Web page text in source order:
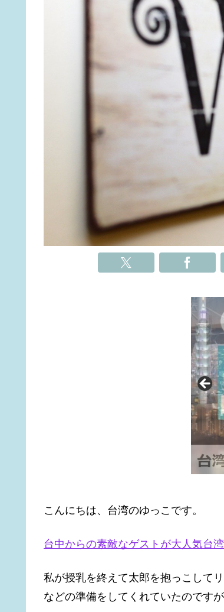
こんにちは、台湾のゆっこです。
台中からの素敵なゲストが大人気台
私が授乳を終えて太郎を抱っこして
などの準備をしてくれていたのですが